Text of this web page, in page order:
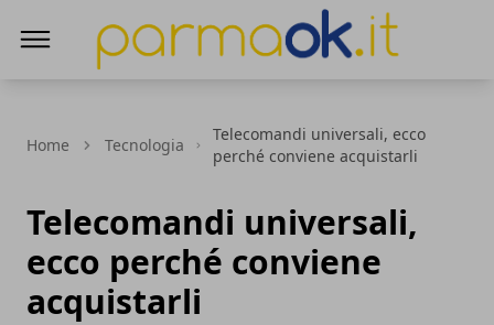
Home Tecnologia
Telecomandi universali, ecco
perché conviene acquistarli
Telecomandi universali,
ecco perché conviene
acquistarli